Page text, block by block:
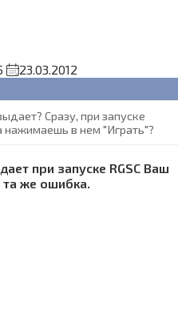
23.03.2012
Сразу, при запуске
нажимаешь в нем "Играть"?
при запуске RGSC Ваш
та же ошибка.